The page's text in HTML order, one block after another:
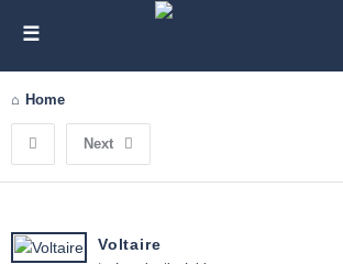
Home
Next
Voltaire